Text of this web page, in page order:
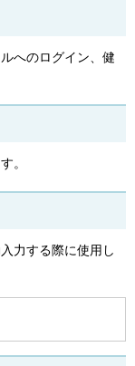
へのログイン、健
。
力する際に使用し